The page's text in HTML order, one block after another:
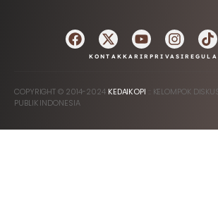
KONTAK KARIRPRIVASI
COPYRIGHT © 2014-2024 KEDAIKOPI :: KELOMPOK
PUBLIK INDONESIA